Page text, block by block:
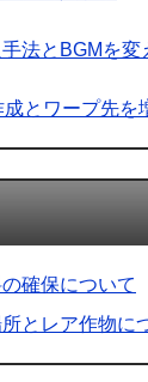
法とBGMを変
とワープ先を
確保について
とレア作物に